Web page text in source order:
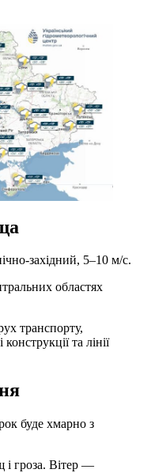
західний, 5–10 м/с.
областях
транспорту,
та лінії
буде хмарно з
і гроза. Вітер —